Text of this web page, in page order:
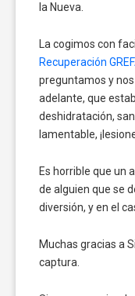
la Nueva.
La cogimos con
Recuperación
preguntamos y
adelante, que
deshidratación,
lamentable,
Es horrible que un
de alguien que se
diversión, y en el
Muchas gracias a
captura.